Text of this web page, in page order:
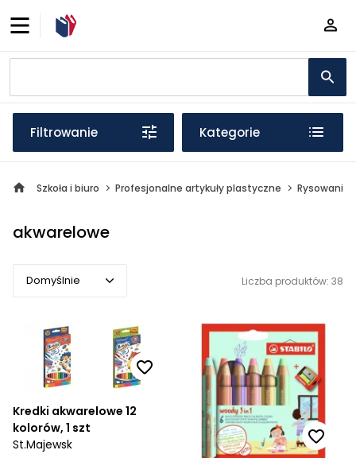
Filtrowanie Kategorie
Szkoła i biuro Profesjonalne artykuły plastyczne Rysowanie
akwarelowe
Domyślnie
Popularne
Cena rosnąco
Cena malejąco
Od najnowszych
Liczba produktów: 38
Kredki akwarelowe 12
kolorów, 1 szt
St.Majewsk